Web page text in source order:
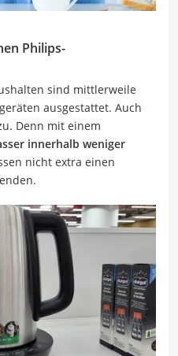
Philips-
sind mittlerweile
ausgestattet. Auch
Denn mit einem
innerhalb weniger
nicht extra einen